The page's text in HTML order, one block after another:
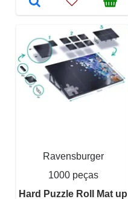
Ravensburger
1000 peças
Hard Puzzle Roll Mat up